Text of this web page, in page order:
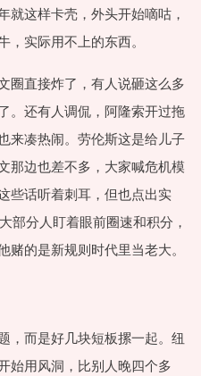
就这样卡壳，外头开始嘀咕，
实际用不上的东西。
圈直接炸了，有人说砸这么多
。还有人调侃，阿隆索开过拖
来凑热闹。劳伦斯这是给儿子
那边也差不多，大家喊危机模
些话听着刺耳，但也点出实
部分人盯着眼前圈速和积分，
的是新规则时代里当老大。
，而是好几块短板摞一起。纽
始用风洞，比别人晚四个多